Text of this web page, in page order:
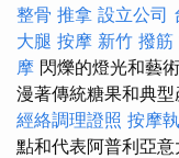
整骨 推拿 設立公司
大腿 按摩 新竹 撥筋
摩 閃爍的燈光和藝
漫著傳統糖果和典型
經絡調理證照 按摩
點和代表阿普利亞